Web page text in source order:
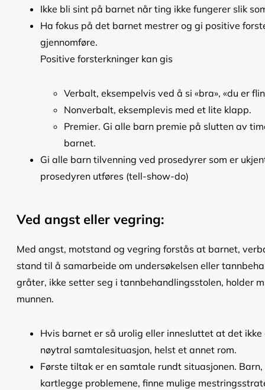
Ikke bli sint på barnet når ting ikke fungerer slik
Ha fokus på det barnet mestrer og gi positive
gjennomføre.
Positive forsterkninger kan gis
Verbalt, eksempelvis ved å si «bra», «du er
Nonverbalt, eksemplevis med et lite klapp.
Premier. Gi alle barn premie på slutten av
barnet.
Gi alle barn tilvenning ved prosedyrer som er
prosedyren utføres (tell-show-do)
Ved angst eller vegring:
Med angst, motstand og vegring forstås at barnet,
stand til å samarbeide om undersøkelsen eller
gråter, ikke setter seg i tannbehandlingsstolen, holder
munnen.
Hvis barnet er så urolig eller innesluttet at det
nøytral samtalesituasjon, helst et annet rom.
Første tiltak er en samtale rundt situasjonen.
kartlegge problemene, finne mulige